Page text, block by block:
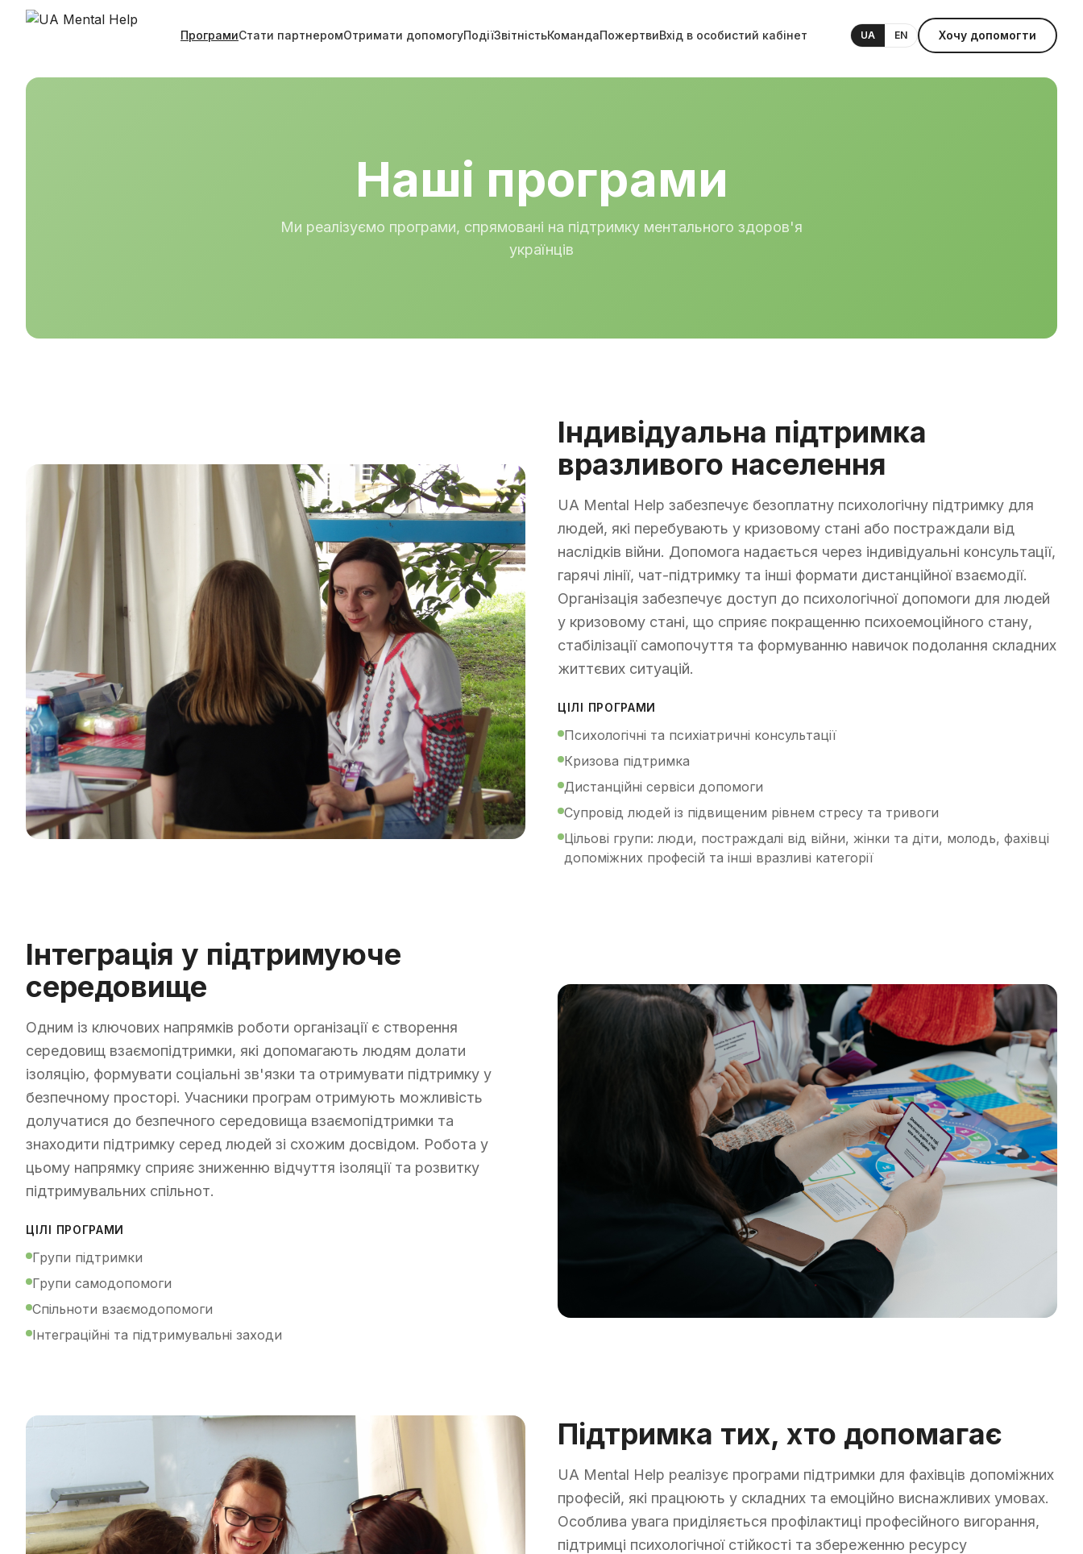
ПрограмиСтати партнеромОтримати допомогуПодіїЗвітністьКомандаПожертвиВхід в особистий кабінет UA EN Хочу допомогти
Наші програми
Ми реалізуємо програми, спрямовані на підтримку ментального здоров'я
українців
Індивідуальна підтримка
вразливого населення
UA Mental Help забезпечує безоплатну психологічну підтримку для
людей, які перебувають у кризовому стані або постраждали від
наслідків війни. Допомога надається через індивідуальні консультації,
гарячі лінії, чат-підтримку та інші формати дистанційної взаємодії.
Організація забезпечує доступ до психологічної допомоги для людей
у кризовому стані, що сприяє покращенню психоемоційного стану,
стабілізації самопочуття та формуванню навичок подолання складних
життєвих ситуацій.
ЦІЛІ ПРОГРАМИ
Психологічні та психіатричні консультації
Кризова підтримка
Дистанційні сервіси допомоги
Супровід людей із підвищеним рівнем стресу та тривоги
Цільові групи: люди, постраждалі від війни, жінки та діти, молодь, фахівці
допоміжних професій та інші вразливі категорії
Інтеграція у підтримуюче
середовище
Одним із ключових напрямків роботи організації є створення
середовищ взаємопідтримки, які допомагають людям долати
ізоляцію, формувати соціальні зв'язки та отримувати підтримку у
безпечному просторі. Учасники програм отримують можливість
долучатися до безпечного середовища взаємопідтримки та
знаходити підтримку серед людей зі схожим досвідом. Робота у
цьому напрямку сприяє зниженню відчуття ізоляції та розвитку
підтримувальних спільнот.
ЦІЛІ ПРОГРАМИ
Групи підтримки
Групи самодопомоги
Спільноти взаємодопомоги
Інтеграційні та підтримувальні заходи
Підтримка тих, хто допомагає
UA Mental Help реалізує програми підтримки для фахівців допоміжних
професій, які працюють у складних та емоційно виснажливих умовах.
Особлива увага приділяється профілактиці професійного вигорання,
підтримці психологічної стійкості та збереженню ресурсу